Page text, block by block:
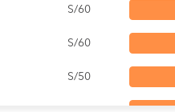
S/60
S/60
S/50